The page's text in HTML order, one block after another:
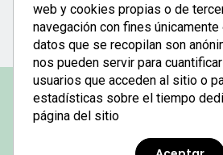
web y cookies propias o de
navegación con fines
datos que se recopilan son
nos pueden servir para
usuarios que acceden al sitio o
estadísticas sobre el tiempo
página del sitio
Politica de privacidad
Especialistas en Pequeños